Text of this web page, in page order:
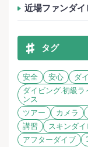
近場ファンダイ
タグ
安全 安心 ダ
ダイビング.初級
ンス
ツアー
カメラ
講習
スキンダ
アフターダイブ